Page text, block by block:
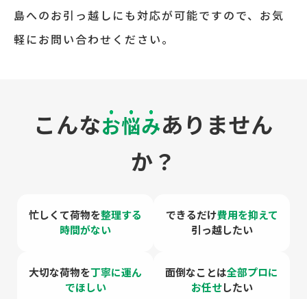
島へのお引っ越しにも対応が可能ですので、お気
軽にお問い合わせください。
こんなお悩みありません
か？
忙しくて荷物を整理する
時間がない
できるだけ費用を抑えて
引っ越したい
大切な荷物を丁寧に運ん
でほしい
面倒なことは全部プロに
お任せしたい